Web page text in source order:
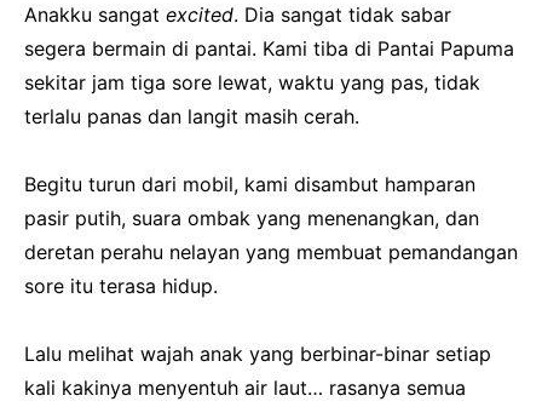
Anakku sangat excited. Dia sangat tidak sabar
segera bermain di pantai. Kami tiba di Pantai Papuma
sekitar jam tiga sore lewat, waktu yang pas, tidak
terlalu panas dan langit masih cerah.
Begitu turun dari mobil, kami disambut hamparan
pasir putih, suara ombak yang menenangkan, dan
deretan perahu nelayan yang membuat pemandangan
sore itu terasa hidup.
Lalu melihat wajah anak yang berbinar-binar setiap
kali kakinya menyentuh air laut… rasanya semua